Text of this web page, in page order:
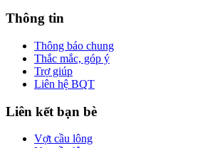
Thông tin
Thông báo chung
Thắc mắc, góp ý
Trợ giúp
Liên hệ BQT
Liên kết bạn bè
Vợt cầu lông